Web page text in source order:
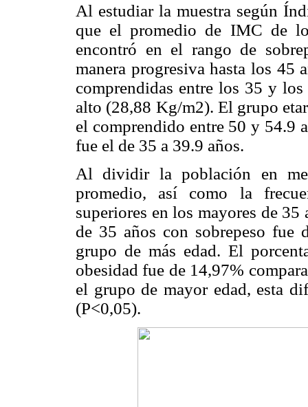
Al estudiar la muestra según
que el promedio de IMC de
encontró en el rango de
manera progresiva hasta los 45
comprendidas entre los 35 y
alto (28,88 Kg/m2). El grupo
el comprendido entre 50 y 54.9
fue el de 35 a 39.9 años.
Al dividir la población en
promedio, así como la
superiores en los mayores de
de 35 años con sobrepeso fue
grupo de más edad. El
obesidad fue de 14,97%
el grupo de mayor edad, esta
(P<0,05).